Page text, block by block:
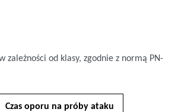
zależności od klasy, zgodnie z normą PN-
Czas oporu na próby ataku